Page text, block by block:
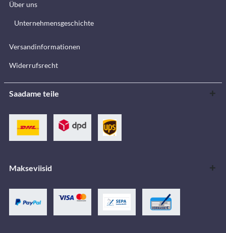
Über uns
Unternehmensgeschichte
Versandinformationen
Widerrufsrecht
Saadame teile
Makseviisid